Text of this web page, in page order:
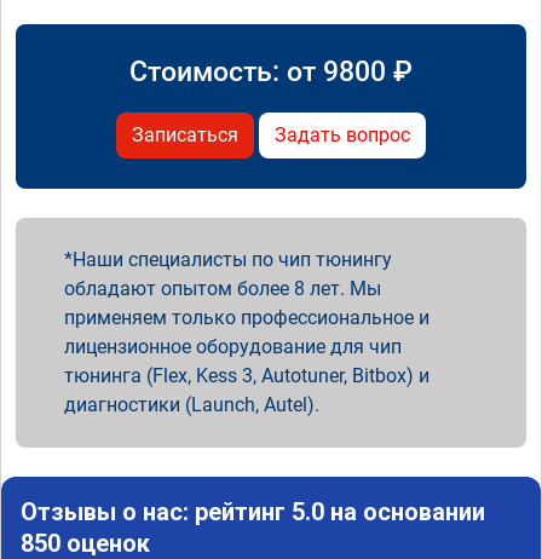
Стоимость: от 9800 ₽
Записаться Задать вопрос
Наши специалисты по чип тюнингу
обладают опытом более 8 лет. Мы
применяем только профессиональное и
лицензионное оборудование для чип
тюнинга (Flex, Kess 3, Autotuner, Bitbox) и
диагностики (Launch, Autel).
Отзывы о нас: рейтинг 5.0 на основании
850 оценок